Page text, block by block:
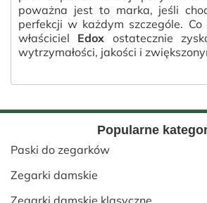
poważna jest to marka, jeśli
perfekcji w każdym szczególe.
właściciel Edox ostatecznie
wytrzymałości, jakości i
Popularne
Paski do zegarków
Zegarki damskie
Zegarki damskie klasyczne